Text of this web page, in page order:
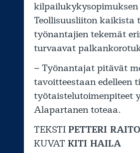
Teollisuusliiton kaikista
työnantajien tekemät
turvaavat
– Työnantajat pitävät
tavoitteestaan edelleen
työtaistelutoimenpiteet
Alapartanen toteaa.
TEKSTI PETTERI RAITO
KUVAT KITI HAILA